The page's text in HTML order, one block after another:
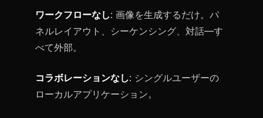
ワークフローなし: 画像を生成するだけ。パ
ネルレイアウト、シーケンシング、対話—す
べて外部。
コラボレーションなし: シングルユーザーの
ローカルアプリケーション。